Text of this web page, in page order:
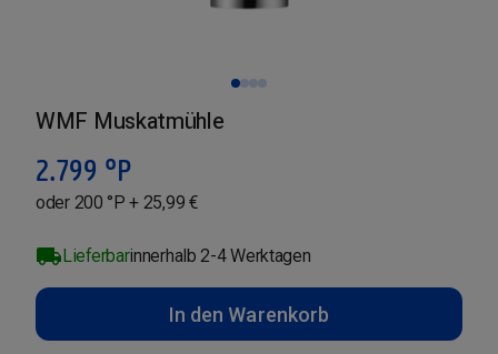
WMF Muskatmühle
2.799 °P
oder 200 °P + 25,99 €
Lieferbarinnerhalb 2-4 Werktagen
In den Warenkorb